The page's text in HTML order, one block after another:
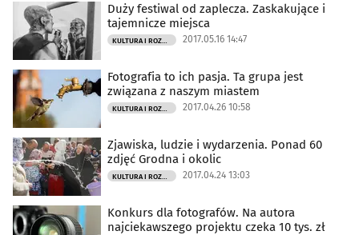
Duży festiwal od zaplecza. Zaskakujące i
tajemnicze miejsca
2017.05.16 14:47
Fotografia to ich pasja. Ta grupa jest
związana z naszym miastem
2017.04.26 10:58
Zjawiska, ludzie i wydarzenia. Ponad 60
zdjęć Grodna i okolic
2017.04.24 13:03
Konkurs dla fotografów. Na autora
najciekawszego projektu czeka 10 tys. zł